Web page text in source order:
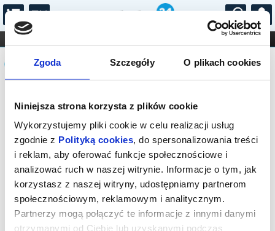
Zgoda Szczegóły O plikach cookies
Niniejsza strona korzysta z plików cookie
Wykorzystujemy pliki cookie w celu realizacji usług
zgodnie z Polityką cookies, do spersonalizowania treści
i reklam, aby oferować funkcje społecznościowe i
analizować ruch w naszej witrynie. Informacje o tym, jak
korzystasz z naszej witryny, udostępniamy partnerom
społecznościowym, reklamowym i analitycznym.
Partnerzy mogą połączyć te informacje z innymi danymi
otrzymanymi od Ciebie lub uzyskanymi podczas
...
FILHARMONIA OPERA I BALET
STAND-UP
DLA DZIECI
Komunikat
Sprzedaż on-line została zakończona,
sprawdź dostępność biletów w kasie.